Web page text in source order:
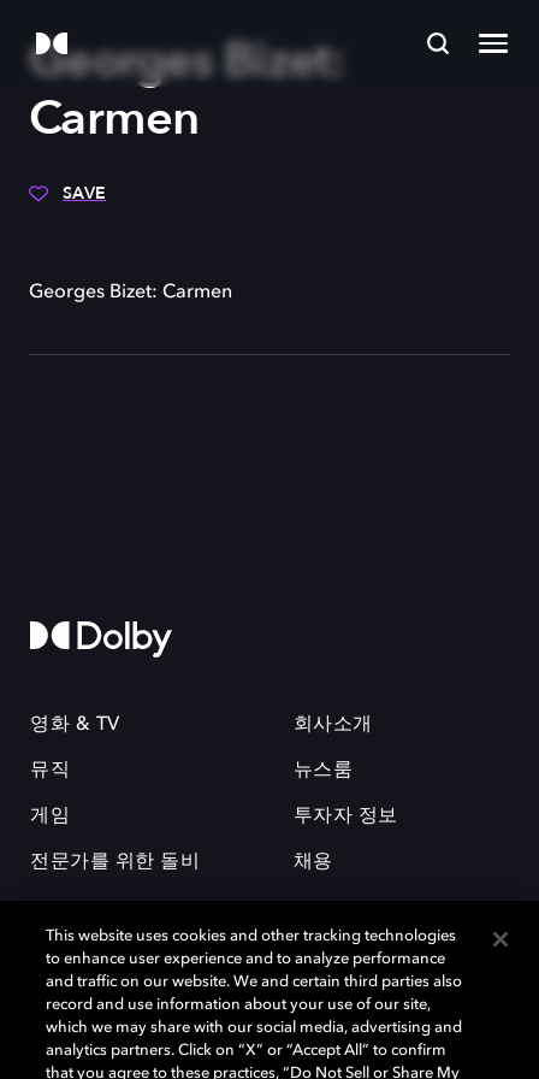
Georges Bizet:
Carmen
SAVE
Georges Bizet: Carmen
영화 & TV
뮤직
게임
전문가를 위한 돌비
회사소개
뉴스룸
투자자 정보
채용
돌비(Dolby)와 double-D 심볼은 미국 및 기타 국가 돌비래버러토리스
(Dolby Laboratories, Inc.)의 등록 및 미등록 상표이다. 그 밖에 다른 자료에
This website uses cookies and other tracking technologies
to enhance user experience and to analyze performance
and traffic on our website. We and certain third parties also
record and use information about your use of our site,
which we may share with our social media, advertising and
analytics partners. Click on “X” or “Accept All” to confirm
that you agree to these practices, “Do Not Sell or Share My